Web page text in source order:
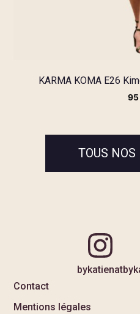
KARMA KOMA E26
95
TOUS NOS
bykatienat
Contact
Mentions légales